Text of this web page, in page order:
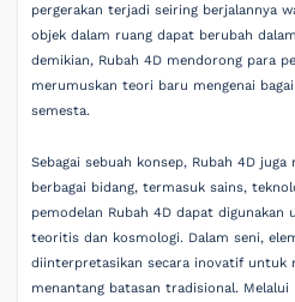
pergerakan terjadi seiring berjalannya
objek dalam ruang dapat berubah
demikian, Rubah 4D mendorong para
merumuskan teori baru mengenai
semesta.
Sebagai sebuah konsep, Rubah 4D
berbagai bidang, termasuk sains,
pemodelan Rubah 4D dapat
teoritis dan kosmologi. Dalam seni,
diinterpretasikan secara inovatif untuk
menantang batasan tradisional. Melalui